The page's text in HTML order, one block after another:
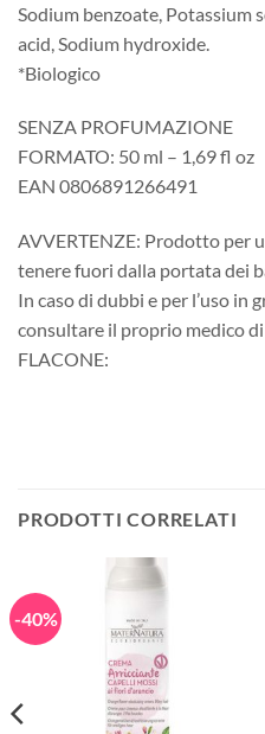
Sodium benzoate, Potassium
acid, Sodium hydroxide.
*Biologico
SENZA PROFUMAZIONE
FORMATO: 50 ml – 1,69 fl oz
EAN 0806891266491
AVVERTENZE: Prodotto per
tenere fuori dalla portata dei
In caso di dubbi e per l’uso in
consultare il proprio medico
FLACONE:
PRODOTTI CORRELATI
-40%